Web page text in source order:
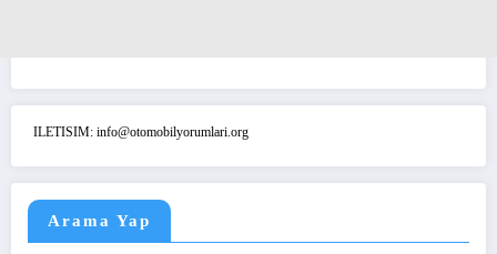
ILETISIM: info@otomobilyorumlari.org
Arama Yap